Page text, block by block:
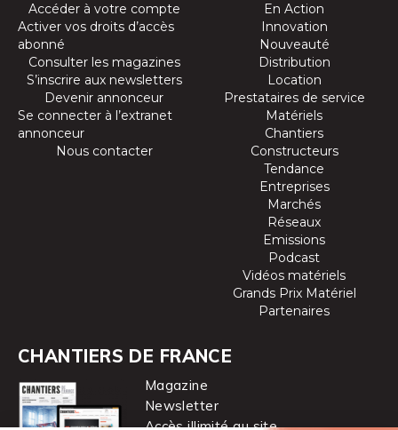
Accéder à votre compte
Activer vos droits d’accès
abonné
Consulter les magazines
S’inscrire aux newsletters
Devenir annonceur
Se connecter à l’extranet
annonceur
Nous contacter
En Action
Innovation
Nouveauté
Distribution
Location
Prestataires de service
Matériels
Chantiers
Constructeurs
Tendance
Entreprises
Marchés
Réseaux
Emissions
Podcast
Vidéos matériels
Grands Prix Matériel
Partenaires
CHANTIERS DE FRANCE
Magazine
Newsletter
Accès illimité au site